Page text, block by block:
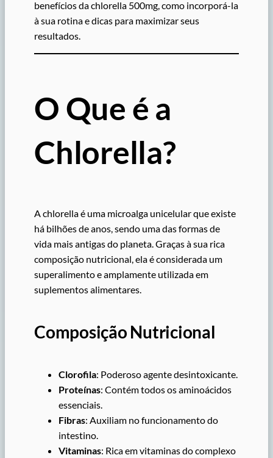
benefícios da chlorella 500mg, como incorporá-la
à sua rotina e dicas para maximizar seus
resultados.
O Que é a
Chlorella?
A chlorella é uma microalga unicelular que existe
há bilhões de anos, sendo uma das formas de
vida mais antigas do planeta. Graças à sua rica
composição nutricional, ela é considerada um
superalimento e amplamente utilizada em
suplementos alimentares.
Composição Nutricional
Clorofila: Poderoso agente desintoxicante.
Proteínas: Contém todos os aminoácidos
essenciais.
Fibras: Auxiliam no funcionamento do
intestino.
Vitaminas: Rica em vitaminas do complexo